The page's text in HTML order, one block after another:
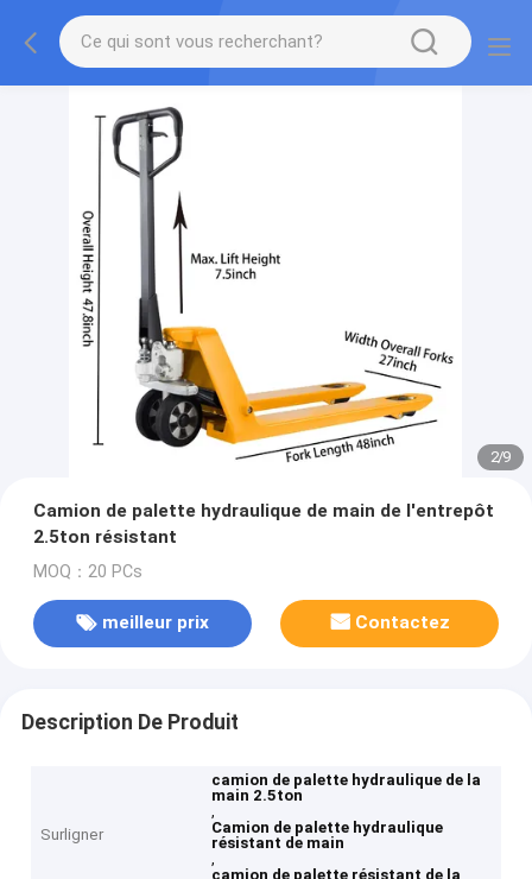
2/9
Camion de palette hydraulique de main de l'entrepôt
2.5ton résistant
MOQ：20 PCs
meilleur prix Contactez
Description De Produit
Surligner
camion de palette hydraulique de la
main 2.5ton
,
Camion de palette hydraulique
résistant de main
,
camion de palette résistant de la